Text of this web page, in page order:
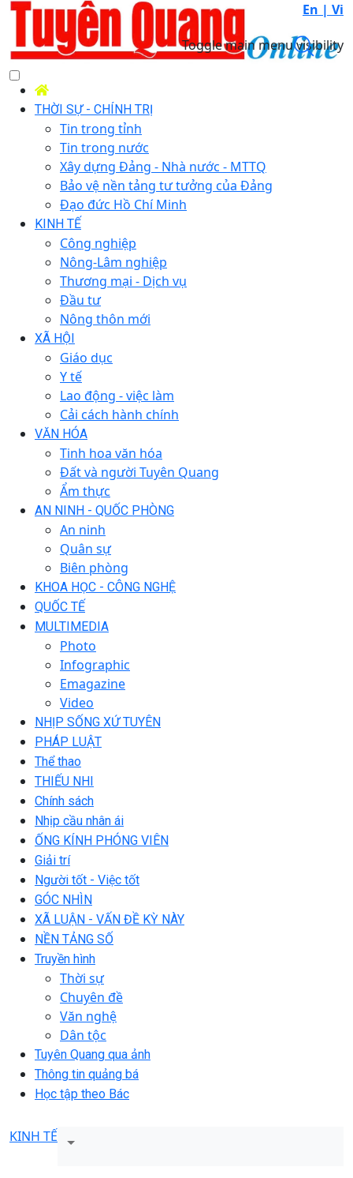
En | Vi
Toggle main menu visibility
THỜI SỰ - CHÍNH TRỊ
Tin trong tỉnh
Tin trong nước
Xây dựng Đảng - Nhà nước - MTTQ
Bảo vệ nền tảng tư tưởng của Đảng
Đạo đức Hồ Chí Minh
KINH TẾ
Công nghiệp
Nông-Lâm nghiệp
Thương mại - Dịch vụ
Đầu tư
Nông thôn mới
XÃ HỘI
Giáo dục
Y tế
Lao động - việc làm
Cải cách hành chính
VĂN HÓA
Tinh hoa văn hóa
Đất và người Tuyên Quang
Ẩm thực
AN NINH - QUỐC PHÒNG
An ninh
Quân sự
Biên phòng
KHOA HỌC - CÔNG NGHỆ
QUỐC TẾ
MULTIMEDIA
Photo
Infographic
Emagazine
Video
NHỊP SỐNG XỨ TUYÊN
PHÁP LUẬT
Thể thao
THIẾU NHI
Chính sách
Nhịp cầu nhân ái
ỐNG KÍNH PHÓNG VIÊN
Giải trí
Người tốt - Việc tốt
GÓC NHÌN
XÃ LUẬN - VẤN ĐỀ KỲ NÀY
NỀN TẢNG SỐ
Truyền hình
Thời sự
Chuyên đề
Văn nghệ
Dân tộc
Tuyên Quang qua ảnh
Thông tin quảng bá
Học tập theo Bác
KINH TẾ